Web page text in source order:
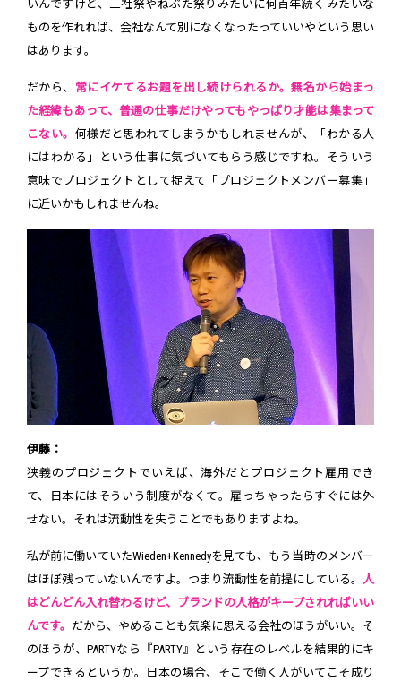
いんですけど、三社祭やねぶた祭りみたいに何百年続くみたいな
ものを作れれば、会社なんて別になくなったっていいやという思い
はあります。
だから、 常にイケてるお題を出し続けられるか。無名から始まっ
た経緯もあって、普通の仕事だけやってもやっぱり才能は集まって
こない。 何様だと思われてしまうかもしれませんが、「わかる人
にはわかる」という仕事に気づいてもらう感じですね。そういう
意味でプロジェクトとして捉えて「プロジェクトメンバー募集」
に近いかもしれませんね。
伊藤：
狭義のプロジェクトでいえば、海外だとプロジェクト雇用でき
て、日本にはそういう制度がなくて。雇っちゃったらすぐには外
せない。それは流動性を失うことでもありますよね。
私が前に働いていたWieden+Kennedyを見ても、もう当時のメンバー
はほぼ残っていないんですよ。つまり流動性を前提にしている。 人
はどんどん入れ替わるけど、ブランドの人格がキープされればいい
んです。 だから、やめることも気楽に思える会社のほうがいい。そ
のほうが、PARTYなら『PARTY』という存在のレベルを結果的にキ
ープできるというか。日本の場合、そこで働く人がいてこそ成り